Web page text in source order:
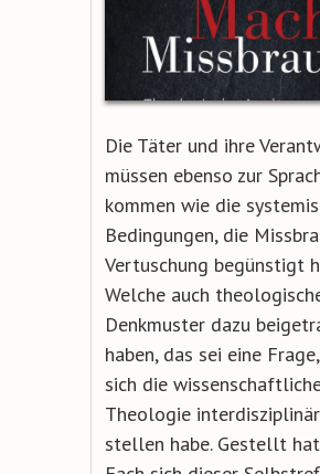
Die Täter und ihre
müssen ebenso zur
kommen wie die
Bedingungen, die
Vertuschung begünstigt
Welche auch
Denkmuster dazu
haben, das sei eine
sich die
Theologie
stellen habe. Gestellt